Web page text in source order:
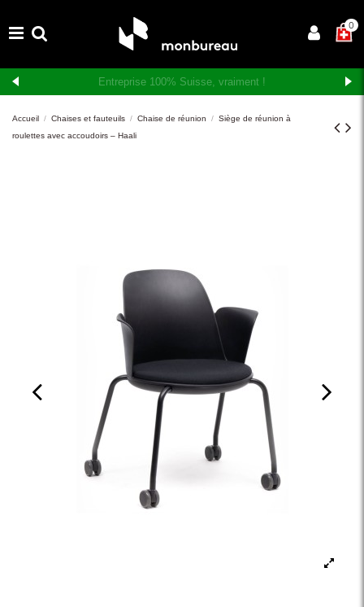
×0
Livraison et montage gratuits en Suisse romande
Accueil Chaises et fauteuils Chaise de réunion
Siège de réunion à
roulettes avec accoudoirs – Haali